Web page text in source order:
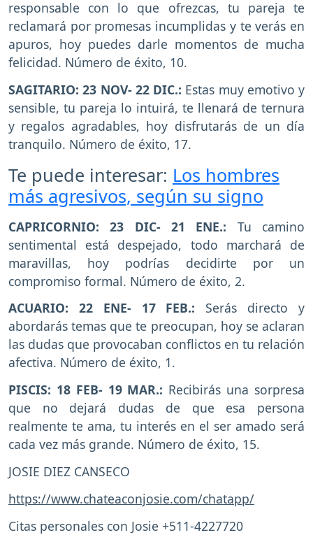
responsable con lo que ofrezcas, tu pareja te
reclamará por promesas incumplidas y te verás en
apuros, hoy puedes darle momentos de mucha
felicidad. Número de éxito, 10.
SAGITARIO: 23 NOV- 22 DIC.: Estas muy emotivo y
sensible, tu pareja lo intuirá, te llenará de ternura
y regalos agradables, hoy disfrutarás de un día
tranquilo. Número de éxito, 17.
Te puede interesar: Los hombres
más agresivos, según su signo
CAPRICORNIO: 23 DIC- 21 ENE.: Tu camino
sentimental está despejado, todo marchará de
maravillas, hoy podrías decidirte por un
compromiso formal. Número de éxito, 2.
ACUARIO: 22 ENE- 17 FEB.: Serás directo y
abordarás temas que te preocupan, hoy se aclaran
las dudas que provocaban conflictos en tu relación
afectiva. Número de éxito, 1.
PISCIS: 18 FEB- 19 MAR.: Recibirás una sorpresa
que no dejará dudas de que esa persona
realmente te ama, tu interés en el ser amado será
cada vez más grande. Número de éxito, 15.
JOSIE DIEZ CANSECO
https://www.chateaconjosie.com/chatapp/
Citas personales con Josie +511-4227720